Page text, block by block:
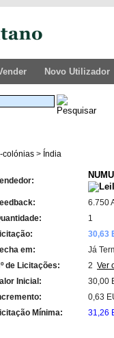
Novo Utilizador
colónias > Índia
6.750
1
30,63
em:
Já
de Licitações:
2 Ver
Inicial:
30,00
0,63
Mínima:
31,26